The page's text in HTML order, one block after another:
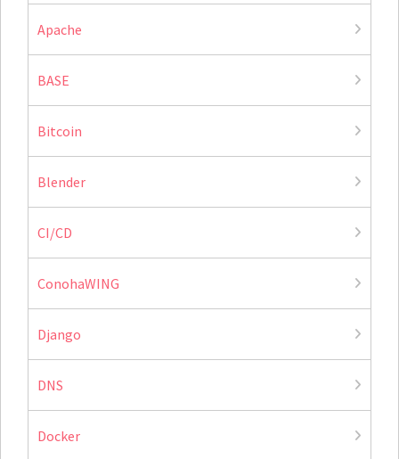
Apache
BASE
Bitcoin
Blender
CI/CD
ConohaWING
Django
DNS
Docker